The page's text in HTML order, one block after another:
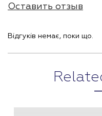
Оставить отзыв
Відгуків немає, поки що.